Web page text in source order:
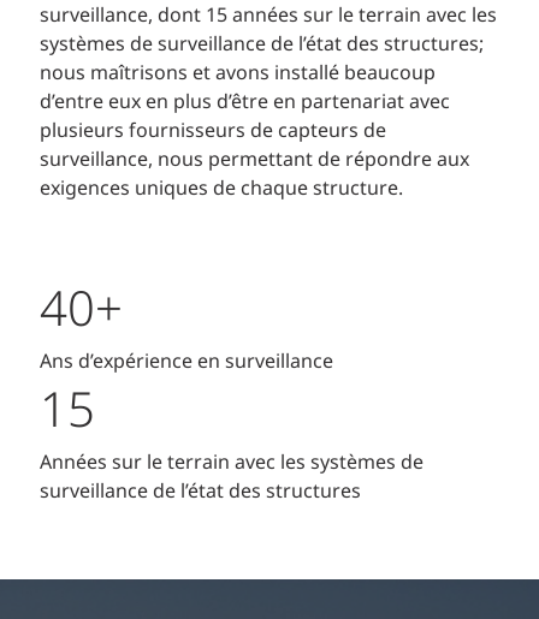
surveillance, dont 15 années sur le terrain avec les
systèmes de surveillance de l’état des structures;
nous maîtrisons et avons installé beaucoup
d’entre eux en plus d’être en partenariat avec
plusieurs fournisseurs de capteurs de
surveillance, nous permettant de répondre aux
exigences uniques de chaque structure.
40+
Ans d’expérience en surveillance
15
Années sur le terrain avec les systèmes de
surveillance de l’état des structures